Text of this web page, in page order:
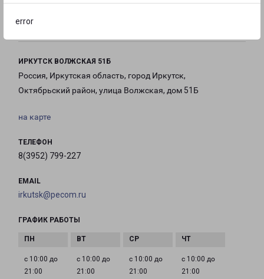
error
с 10:00 до
с 10:00 до
с 10:00 до
ИРКУТСК ВОЛЖСКАЯ 51Б
Россия, Иркутская область, город Иркутск,
Октябрьский район, улица Волжская, дом 51Б
на карте
ТЕЛЕФОН
8(3952) 799-227
EMAIL
irkutsk@pecom.ru
ГРАФИК РАБОТЫ
с 10:00 до
21:00
с 10:00 до
21:00
с 10:00 до
21:00
с 10:00 до
21:00